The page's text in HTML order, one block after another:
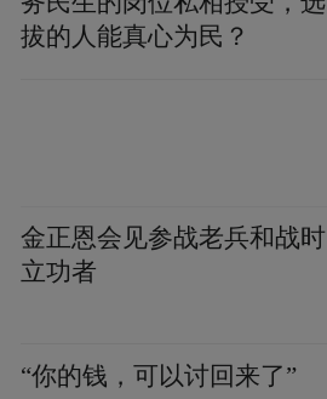
拔的人能真心为民？
金正恩会见参战老兵和战时
立功者
“你的钱，可以讨回来了”